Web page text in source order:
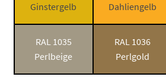
Ginstergelb
Dahliengelb
RAL 1035
Perlbeige
RAL 1036
Perlgold